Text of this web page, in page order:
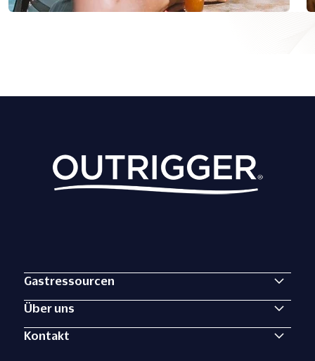
Gastressourcen
Über uns
Kontakt